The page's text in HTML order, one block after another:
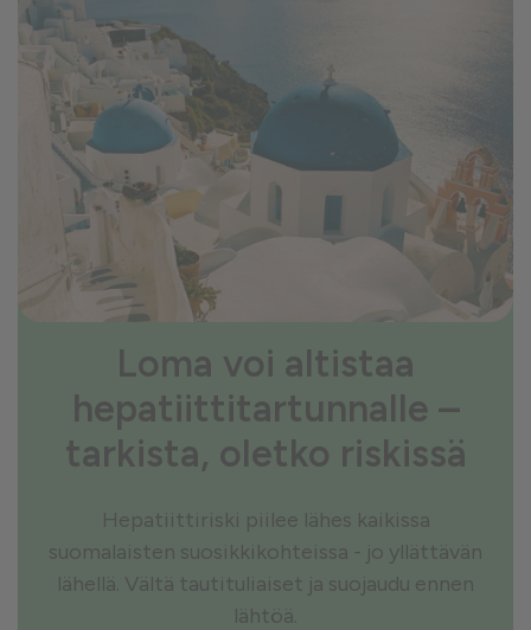
Loma voi altistaa
hepatiittitartunnalle –
tarkista, oletko riskissä
Hepatiittiriski piilee lähes kaikissa
suomalaisten suosikkikohteissa - jo yllättävän
lähellä. Vältä tautituliaiset ja suojaudu ennen
lähtöä.